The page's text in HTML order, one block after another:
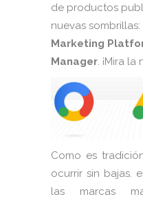
de productos
nuevas sombrillas:
Marketing
Manager. ¡Mira
Como es
ocurrir sin bajas.
las marcas